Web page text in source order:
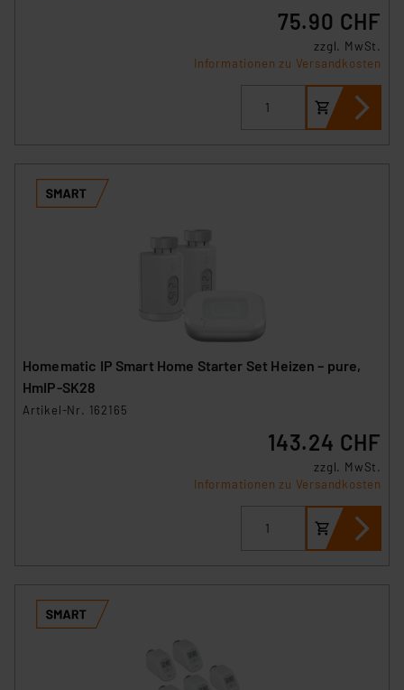
Beurteilung der mit der Datenübermittlung,
insbesondere der Art der übermittelten Daten,75.90 CHF
zzgl. MwSt.
Informationen zu Versandkosten
Homematic IP Smart Home Starter Set Heizen – pure,
HmIP-SK28
Artikel-Nr. 162165
143.24 CHF
zzgl. MwSt.
Informationen zu Versandkosten